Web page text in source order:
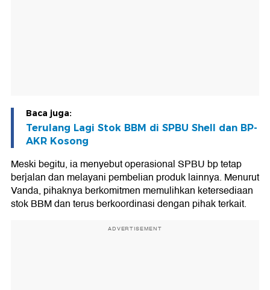
Baca juga:
Terulang Lagi Stok BBM di SPBU Shell dan BP-
AKR Kosong
Meski begitu, ia menyebut operasional SPBU bp tetap
berjalan dan melayani pembelian produk lainnya. Menurut
Vanda, pihaknya berkomitmen memulihkan ketersediaan
stok BBM dan terus berkoordinasi dengan pihak terkait.
ADVERTISEMENT